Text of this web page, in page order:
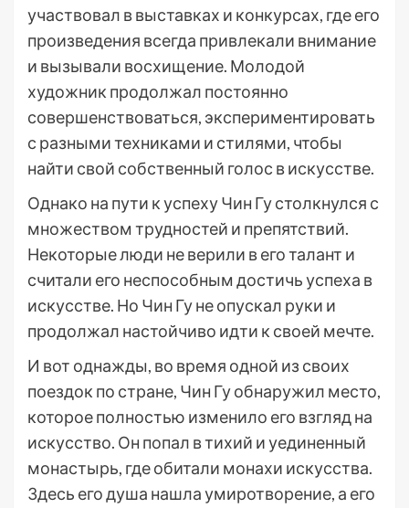
участвовал в выставках и конкурсах, где его
произведения всегда привлекали внимание
и вызывали восхищение. Молодой
художник продолжал постоянно
совершенствоваться, экспериментировать
с разными техниками и стилями, чтобы
найти свой собственный голос в искусстве.
Однако на пути к успеху Чин Гу столкнулся с
множеством трудностей и препятствий.
Некоторые люди не верили в его талант и
считали его неспособным достичь успеха в
искусстве. Но Чин Гу не опускал руки и
продолжал настойчиво идти к своей мечте.
И вот однажды, во время одной из своих
поездок по стране, Чин Гу обнаружил место,
которое полностью изменило его взгляд на
искусство. Он попал в тихий и уединенный
монастырь, где обитали монахи искусства.
Здесь его душа нашла умиротворение, а его